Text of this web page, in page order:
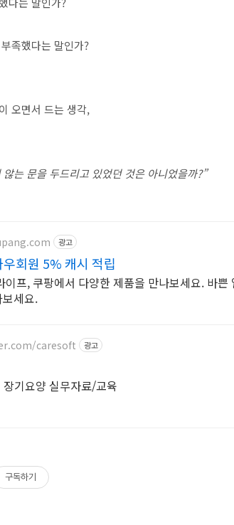
족했다는 말인가?
오면서 드는 생각,
않는 문을 두드리고 있었던 것은 아니었을까?”
광고
회원 5% 캐시 적립
이프, 쿠팡에서 다양한 제품을 만나보세요. 바
세요.
caresoft 광고
기요양 실무자료/교육
구독하기